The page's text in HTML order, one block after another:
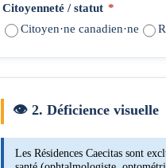
Citoyenneté / statut *
Citoyen·ne canadien·ne
👁2. Déficience visuelle
Les Résidences Caecitas sont